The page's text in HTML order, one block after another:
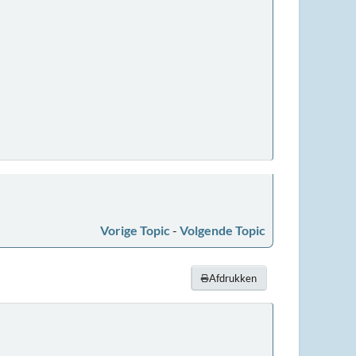
Vorige Topic - Volgende Topic
Afdrukken